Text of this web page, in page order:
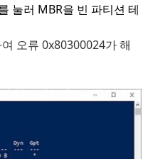
눌러 MBR을 빈 파티션 테
오류 0x80300024가 해